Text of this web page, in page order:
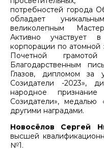
потребностей города
обладает
великолепным
Активно участвует в
корпорации по атомной
Почетной
Благодарственным
Глазов, дипломом за
Созидатели -2023»,
народное
Созидатели»,
другими наградами.
Новосёлов Сергей
высшей
№1.